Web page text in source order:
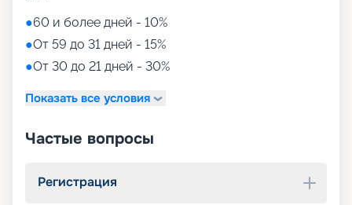
●60 и более дней - 10%
●От 59 до 31 дней - 15%
●От 30 до 21 дней - 30%
Показать все условия
Частые вопросы
Регистрация